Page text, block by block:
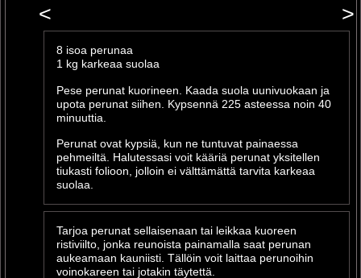
< >
8 isoa perunaa
1 kg karkeaa suolaa
Pese perunat kuorineen. Kaada suola uunivuokaan ja
upota perunat siihen. Kypsennä 225 asteessa noin 40
minuuttia.
Perunat ovat kypsiä, kun ne tuntuvat painaessa
pehmeiltä. Halutessasi voit kääriä perunat yksitellen
tiukasti folioon, jolloin ei välttämättä tarvita karkeaa
suolaa.
Tarjoa perunat sellaisenaan tai leikkaa kuoreen
ristiviilto, jonka reunoista painamalla saat perunan
aukeamaan kauniisti. Tällöin voit laittaa perunoihin
voinokareen tai jotakin täytettä.